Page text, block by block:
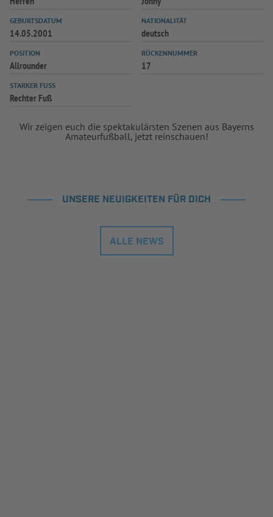
GEBURTSDATUM
14.05.2001
NATIONALITÄT
deutsch
POSITION
Allrounder
RÜCKENNUMMER
17
STARKER FUSS
Rechter Fuß
Wir zeigen euch die spektakulärsten Szenen aus Bayerns
Amateurfußball, jetzt reinschauen!
UNSERE NEUIGKEITEN FÜR DICH
ALLE NEWS